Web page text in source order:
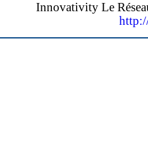
Innovativity Le